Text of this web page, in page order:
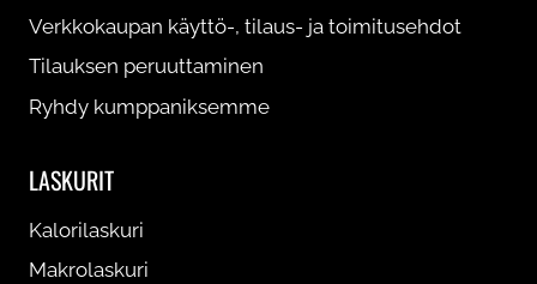
Verkkokaupan käyttö-, tilaus- ja toimitusehdot
Tilauksen peruuttaminen
Ryhdy kumppaniksemme
LASKURIT
Kalorilaskuri
Makrolaskuri